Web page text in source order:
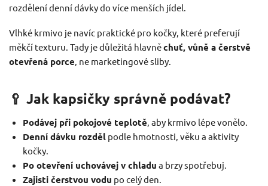
rozdělení denní dávky do více menších jídel.
Vlhké krmivo je navíc praktické pro kočky, které preferují
měkčí texturu. Tady je důležitá hlavněchuť, vůně a čerstvě
otevřená porce, ne marketingové sliby.
🥄 Jak kapsičky správně podávat?
Podávej při pokojové teplotě , aby krmivo lépe vonělo.
Denní dávku rozděl podle hmotnosti, věku a aktivity
kočky.
Po otevření uchovávej v chladu a brzy spotřebuj.
Zajisti čerstvou vodu po celý den.